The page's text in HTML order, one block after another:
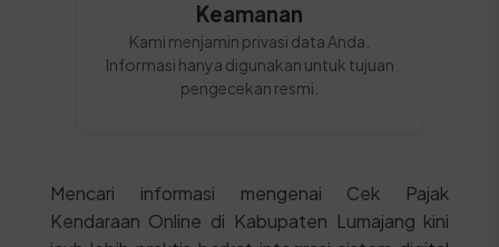
Keamanan
Kami menjamin privasi data Anda.
Informasi hanya digunakan untuk tujuan
pengecekan resmi.
Mencari informasi mengenai Cek Pajak
Kendaraan Online di Kabupaten Lumajang kini